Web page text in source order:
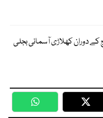
کے دوران کھلاڑی آسمانی بجلی
WhatsApp